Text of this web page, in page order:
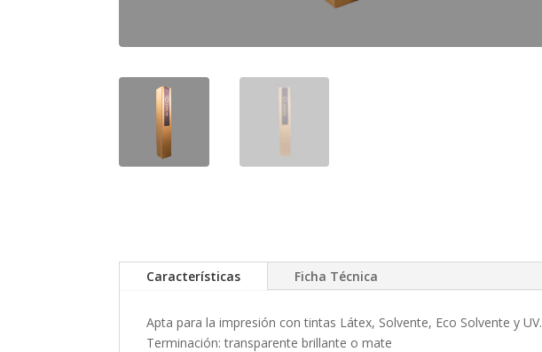
Características Ficha Técnica
Apta para la impresión con tintas Látex, Solvente, Eco Solvente y UV.
Terminación: transparente brillante o mate